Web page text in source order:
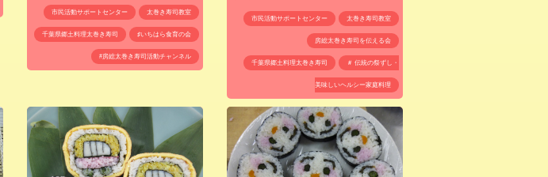
市民活動サポートセンター 太巻き寿司教室
千葉県郷土料理太巻き寿司 ♯いちはら食育の会
#房総太巻き寿司活動チャンネル
市民活動サポートセンター 太巻き寿司教室
房総太巻き寿司を伝える会
千葉県郷土料理太巻き寿司 ＃ 伝統の祭ずし・
美味しいヘルシー家庭料理